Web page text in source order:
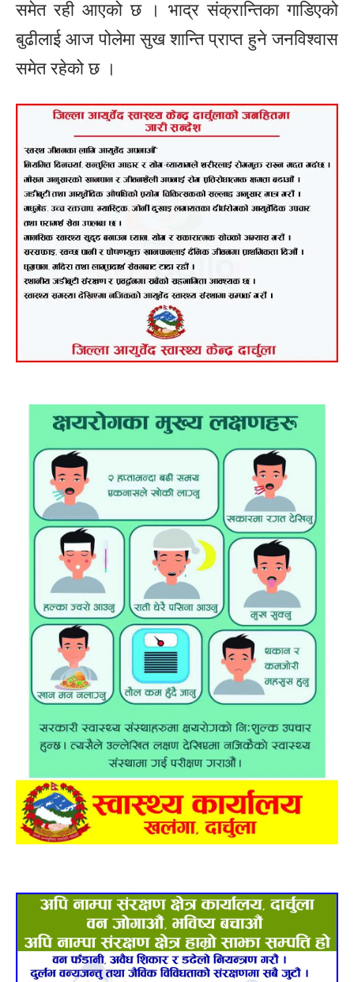
समेत रही आएको छ । भाद्र संक्रान्तिका गाडिएको
बुढीलाई आज पोलेमा सुख शान्ति प्राप्त हुने जनविश्वास
समेत रहेको छ ।